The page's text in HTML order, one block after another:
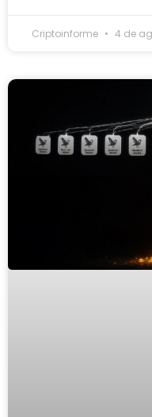
Criptoinforme 4 de